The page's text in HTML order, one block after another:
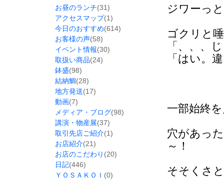
お昼のランチ(31)
アクセスマップ(1)
今日のおすすめ(614)
お客様の声(58)
イベント情報(30)
取扱い商品(24)
鉢盛(98)
結納鯛(28)
地方発送(17)
動画(7)
メディア・ブログ(98)
講演・物産展(37)
取引先店ご紹介(1)
お店紹介(21)
お店のこだわり (20)
日記(446)
ＹＯＳＡＫＯＩ (0)
ジワーっ
ゴクリと
「、、、
「はい。
一部始終
穴があっ
～！
そそくさ